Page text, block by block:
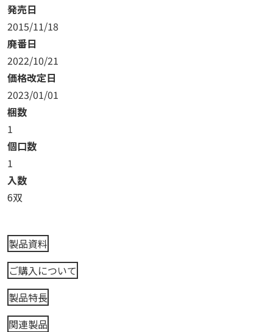
発売日
2015/11/18
廃番日
2022/10/21
価格改定日
2023/01/01
梱数
1
個口数
1
入数
6双
製品資料
ご購入について
製品特長
関連製品